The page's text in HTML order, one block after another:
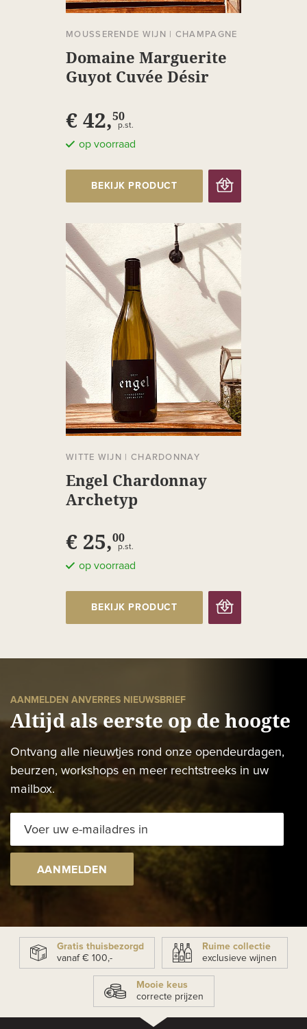
MOUSSERENDE WIJN | CHAMPAGNE
Domaine Marguerite
Guyot Cuvée Désir
€ 42,50
p.st.
op voorraad
BEKIJK PRODUCT
WITTE WIJN | CHARDONNAY
Engel Chardonnay
Archetyp
€ 25,00
p.st.
op voorraad
BEKIJK PRODUCT
AANMELDEN ANVERRES NIEUWSBRIEF
Altijd als eerste op de hoogte
Ontvang alle nieuwtjes rond onze opendeurdagen,
beurzen, workshops en meer rechtstreeks in uw
mailbox.
AANMELDEN
Gratis thuisbezorgd
vanaf € 100,-
Ruime collectie
exclusieve wijnen
Mooie keus
correcte prijzen